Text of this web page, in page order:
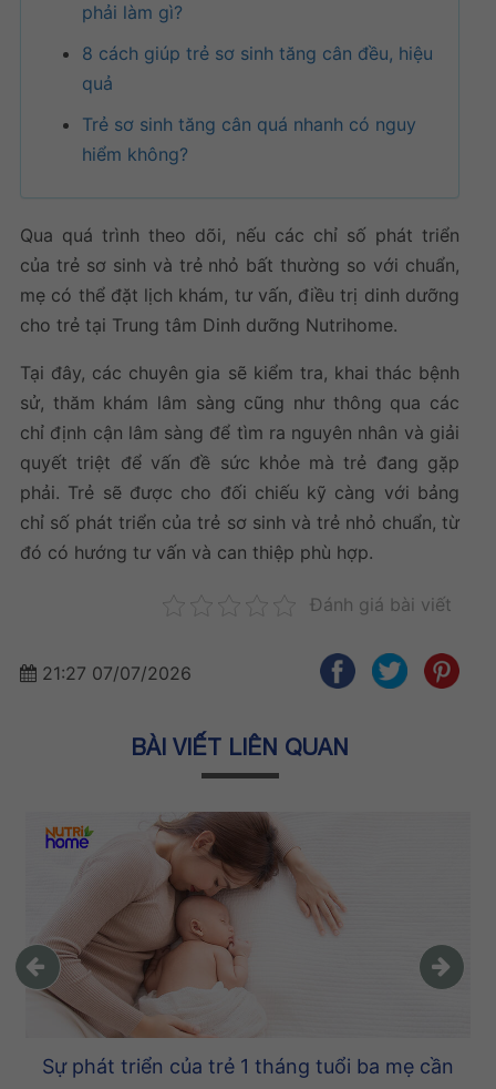
phải làm gì?
8 cách giúp trẻ sơ sinh tăng cân đều, hiệu
quả
Trẻ sơ sinh tăng cân quá nhanh có nguy
hiểm không?
Qua quá trình theo dõi, nếu các chỉ số phát triển
của trẻ sơ sinh và trẻ nhỏ bất thường so với chuẩn,
mẹ có thể đặt lịch khám, tư vấn, điều trị dinh dưỡng
cho trẻ tại Trung tâm Dinh dưỡng Nutrihome.
Tại đây, các chuyên gia sẽ kiểm tra, khai thác bệnh
sử, thăm khám lâm sàng cũng như thông qua các
chỉ định cận lâm sàng để tìm ra nguyên nhân và giải
quyết triệt để vấn đề sức khỏe mà trẻ đang gặp
phải. Trẻ sẽ được cho đối chiếu kỹ càng với bảng
chỉ số phát triển của trẻ sơ sinh và trẻ nhỏ chuẩn, từ
đó có hướng tư vấn và can thiệp phù hợp.
Đánh giá bài viết
21:27 07/07/2026
BÀI VIẾT LIÊN QUAN
Sự phát triển của trẻ 1 tháng tuổi ba mẹ cần